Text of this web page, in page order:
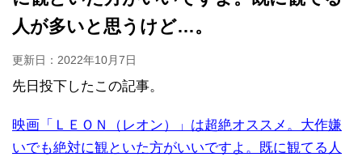
人が多いと思うけど…。
更新日： 2022年10月7日
先日投下したこの記事。
映画「ＬＥＯＮ（レオン）」は超絶オススメ。大作嫌
いでも絶対に観といた方がいいですよ。既に観てる人